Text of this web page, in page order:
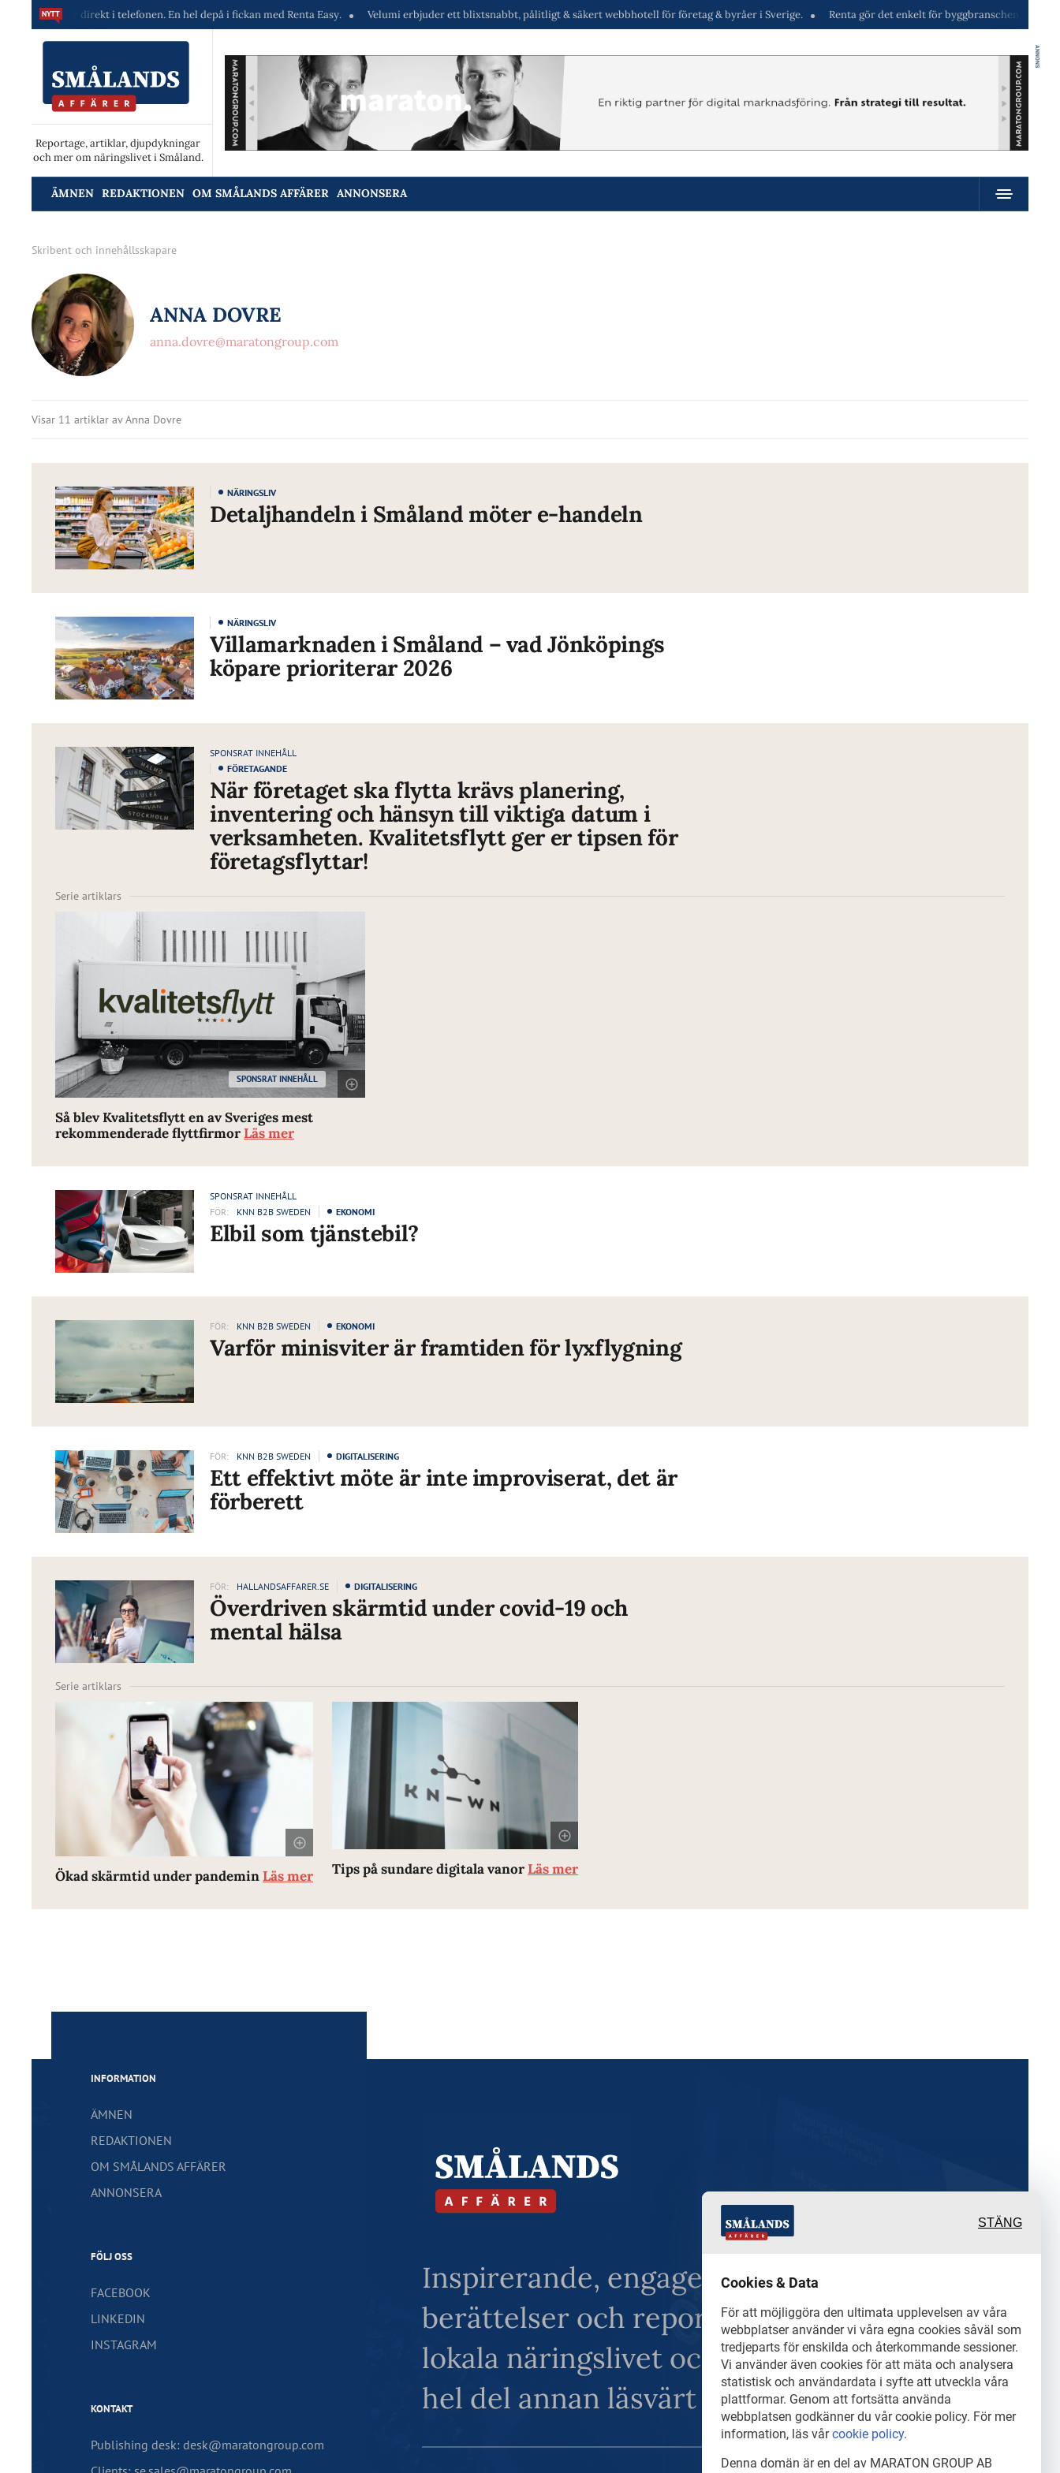
direkt i telefonen. En hel depå i fickan med Renta Easy. Velumi erbjuder ett blixtsnabbt, pålitligt & säkert webbhotell för företag & byråer i Sverige. Renta gör det enkelt för byggbranschen att hyra
Reportage, artiklar, djupdykningar
och mer om näringslivet i Småland.
ANNONS
ÄMNEN REDAKTIONEN OM SMÅLANDS AFFÄRER ANNONSERA
Skribent och innehållsskapare
ANNA DOVRE
anna.dovre@maratongroup.com
Visar 11 artiklar av Anna Dovre
NÄRINGSLIV
Detaljhandeln i Småland möter e-handeln
NÄRINGSLIV
Villamarknaden i Småland – vad Jönköpings
köpare prioriterar 2026
SPONSRAT INNEHÅLL
FÖRETAGANDE
När företaget ska flytta krävs planering,
inventering och hänsyn till viktiga datum i
verksamheten. Kvalitetsflytt ger er tipsen för
företagsflyttar!
Serie artiklars
SPONSRAT INNEHÅLL
Så blev Kvalitetsflytt en av Sveriges mest
rekommenderade flyttfirmorLäs mer
SPONSRAT INNEHÅLL
FÖR:
KNN B2B SWEDEN EKONOMI
Elbil som tjänstebil?
FÖR: KNN B2B SWEDEN EKONOMI
Varför minisviter är framtiden för lyxflygning
FÖR: KNN B2B SWEDEN DIGITALISERING
Ett effektivt möte är inte improviserat, det är
förberett
FÖR: HALLANDSAFFARER.SE DIGITALISERING
Överdriven skärmtid under covid-19 och
mental hälsa
Serie artiklars
Ökad skärmtid under pandeminLäs mer Tips på sundare digitala vanorLäs mer
INFORMATION
ÄMNEN
REDAKTIONEN
OM SMÅLANDS AFFÄRER
ANNONSERA
FÖLJ OSS
FACEBOOK
LINKEDIN
INSTAGRAM
KONTAKT
Publishing desk: desk@maratongroup.com
Inspirerande, engagerande och värdefulla
berättelser och reportage från och om det
lokala näringslivet och dess aktörer samt en
hel del annan läsvärt innehåll.
STÄNG
Cookies & Data
För att möjliggöra den ultimata upplevelsen av våra
webbplatser använder vi våra egna cookies såväl som
tredjeparts för enskilda och återkommande sessioner.
Vi använder även cookies för att mäta och analysera
statistisk och användardata i syfte att utveckla våra
plattformar. Genom att fortsätta använda
webbplatsen godkänner du vår cookie policy. För mer
information, läs vårcookie policy.
Denna domän är en del av MARATON GROUP AB